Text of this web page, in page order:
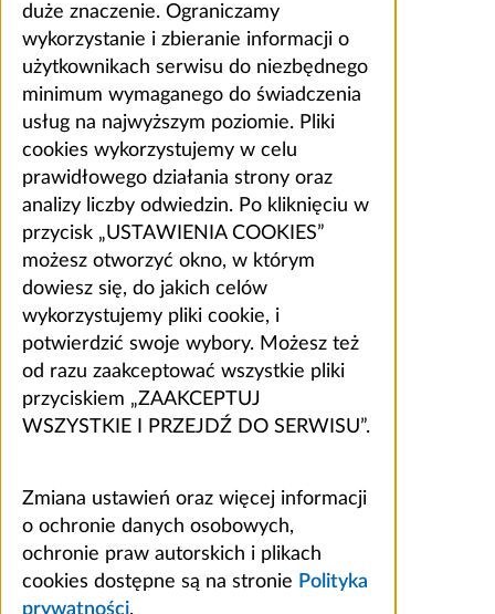
duże znaczenie. Ograniczamy
wykorzystanie i zbieranie informacji o
użytkownikach serwisu do niezbędnego
minimum wymaganego do świadczenia
usług na najwyższym poziomie. Pliki
cookies wykorzystujemy w celu
prawidłowego działania strony oraz
analizy liczby odwiedzin. Po kliknięciu w
przycisk „USTAWIENIA COOKIES”
możesz otworzyć okno, w którym
dowiesz się, do jakich celów
wykorzystujemy pliki cookie, i
potwierdzić swoje wybory. Możesz też
od razu zaakceptować wszystkie pliki
przyciskiem „ZAAKCEPTUJ
WSZYSTKIE I PRZEJDŹ DO SERWISU”.
Zmiana ustawień oraz więcej informacji
o ochronie danych osobowych,
ochronie praw autorskich i plikach
cookies dostępne są na stronie Polityka
prywatności.